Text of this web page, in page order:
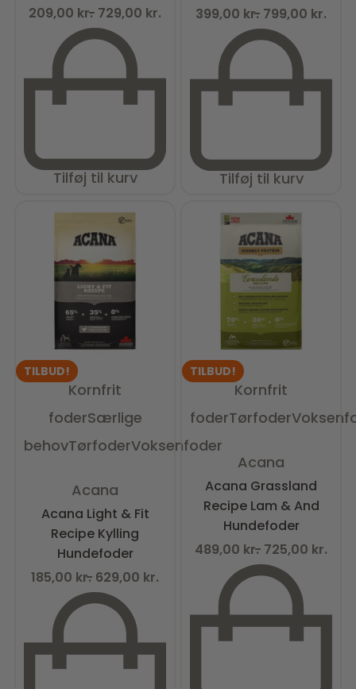
209,00 kr. 729,00 kr.
Tilføj til kurv
399,00 kr. 799,00 kr.
Tilføj til kurv
TILBUD!
Kornfrit
foderSærlige
behovTørfoderVoksenfoder
Acana
Acana Light & Fit
Recipe Kylling
Hundefoder
185,00 kr. 629,00 kr.
TILBUD!
Kornfrit
foderTørfoder
Acana
Acana Grassland
Recipe Lam & And
Hundefoder
489,00 kr. 725,00 kr.